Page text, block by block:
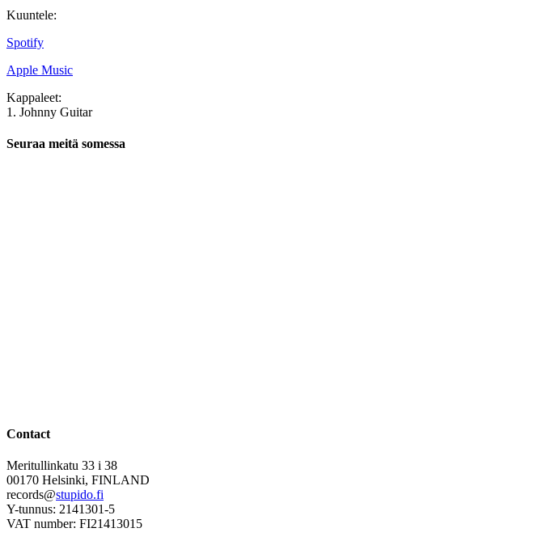
Kuuntele:
Spotify
Apple Music
Kappaleet:
1. Johnny Guitar
Seuraa meitä somessa
Contact
Meritullinkatu 33 i 38
00170 Helsinki, FINLAND
records@stupido.fi
Y-tunnus: 2141301-5
VAT number: FI21413015